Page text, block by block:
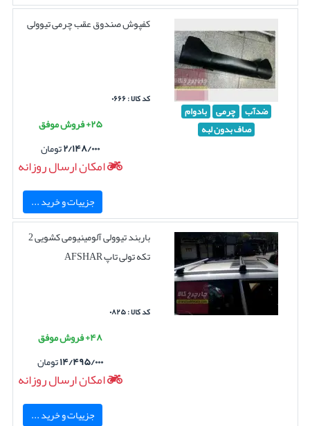
ضدآب چرمی بادوام
صاف بدون لبه
کفپوش صندوق عقب چرمی تیوولی
کد کالا : ۰۶۶۶
۲۵+ فروش موفق
۲/۱۴۸/۰۰۰تومان
امکان ارسال روزانه
جزییات و خرید ...
باربند تیوولی آلومینیومی کشویی 2
تکه تولی تاپ AFSHAR
کد کالا : ۰۸۲۵
۴۸+ فروش موفق
۱۴/۴۹۵/۰۰۰تومان
امکان ارسال روزانه
جزییات و خرید ...